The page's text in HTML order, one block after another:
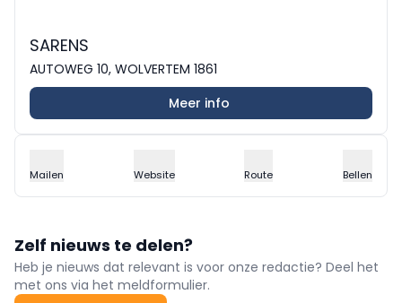
SARENS
AUTOWEG 10, WOLVERTEM 1861
Meer info
Mailen Website Route Bellen
Zelf nieuws te delen?
Heb je nieuws dat relevant is voor onze redactie? Deel het
met ons via het meldformulier.